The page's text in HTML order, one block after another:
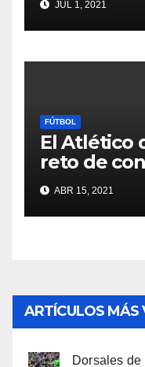
JUL 1, 2021
FÚTBOL
El Atlético
reto de
ABR 15, 2021
ARTÍCULOS MÁS
Dorsales de